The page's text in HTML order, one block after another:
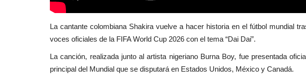
La cantante colombiana Shakira vuelve a hacer historia en el fútbol mundial
voces oficiales de la FIFA World Cup 2026 con el tema “Dai Dai”.
La canción, realizada junto al artista nigeriano Burna Boy, fue presentada
principal del Mundial que se disputará en Estados Unidos, México y Canadá.